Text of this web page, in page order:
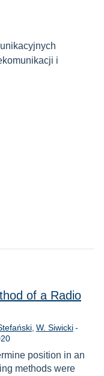
i
of a Radio
W. Siwicki -
position in an
methods were